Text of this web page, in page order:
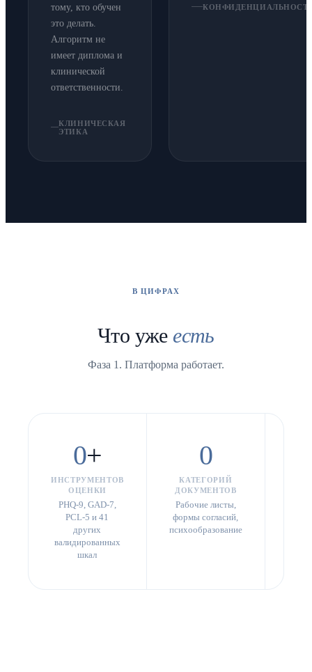
тому, кто обучен
это делать.
Алгоритм не
имеет диплома и
клинической
ответственности.
КЛИНИЧЕСКАЯ
ЭТИКА
В ЦИФРАХ
Что уже есть
Фаза 1. Платформа работает.
0+
ИНСТРУМЕНТОВ
ОЦЕНКИ
PHQ-9, GAD-7,
PCL-5 и 41
других
валидированных
шкал
0
КАТЕГОРИЙ
ДОКУМЕНТОВ
Рабочие листы,
формы согласий,
психообразование